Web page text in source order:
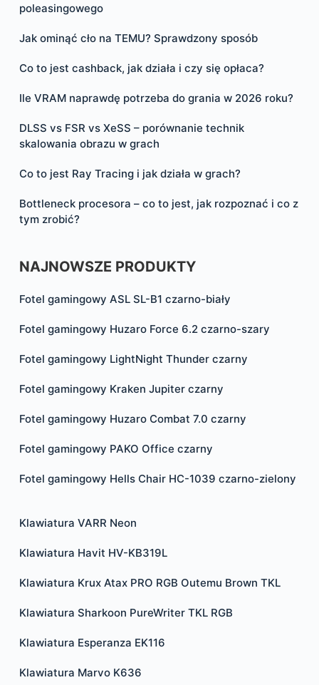
poleasingowego
Jak ominąć cło na TEMU? Sprawdzony sposób
Co to jest cashback, jak działa i czy się opłaca?
Ile VRAM naprawdę potrzeba do grania w 2026 roku?
DLSS vs FSR vs XeSS – porównanie technik
skalowania obrazu w grach
Co to jest Ray Tracing i jak działa w grach?
Bottleneck procesora – co to jest, jak rozpoznać i co z
tym zrobić?
NAJNOWSZE PRODUKTY
Fotel gamingowy ASL SL-B1 czarno-biały
Fotel gamingowy Huzaro Force 6.2 czarno-szary
Fotel gamingowy LightNight Thunder czarny
Fotel gamingowy Kraken Jupiter czarny
Fotel gamingowy Huzaro Combat 7.0 czarny
Fotel gamingowy PAKO Office czarny
Fotel gamingowy Hells Chair HC-1039 czarno-zielony
Klawiatura VARR Neon
Klawiatura Havit HV-KB319L
Klawiatura Krux Atax PRO RGB Outemu Brown TKL
Klawiatura Sharkoon PureWriter TKL RGB
Klawiatura Esperanza EK116
Klawiatura Marvo K636